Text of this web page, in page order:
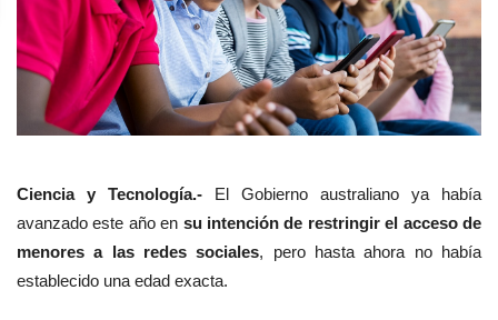
Ciencia y Tecnología.- El Gobierno australiano ya había
avanzado este año en su intención de restringir el acceso de
menores a las redes sociales, pero hasta ahora no había
establecido una edad exacta.